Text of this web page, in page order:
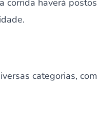
corrida haverá
categorias,